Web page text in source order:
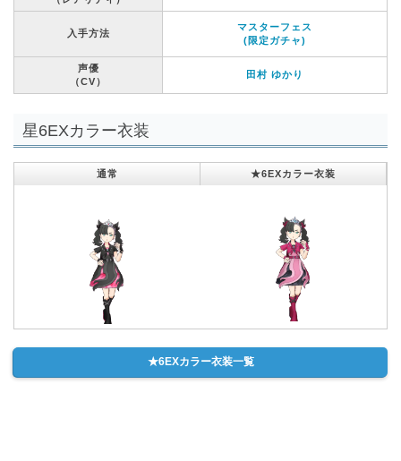
入手方法
マスターフェス
(限定ガチャ)
声優
（CV）
田村 ゆかり
星6EXカラー衣装
通常 ★6EXカラー衣装
★6EXカラー衣装一覧